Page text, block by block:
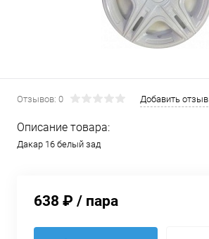
Отзывов: 0 Добавить отзыв
Описание товара:
Дакар 16 белый зад
638 ₽ / пара